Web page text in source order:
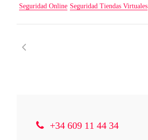
Seguridad Online Seguridad Tiendas Virtuales
+34 609 11 44 34